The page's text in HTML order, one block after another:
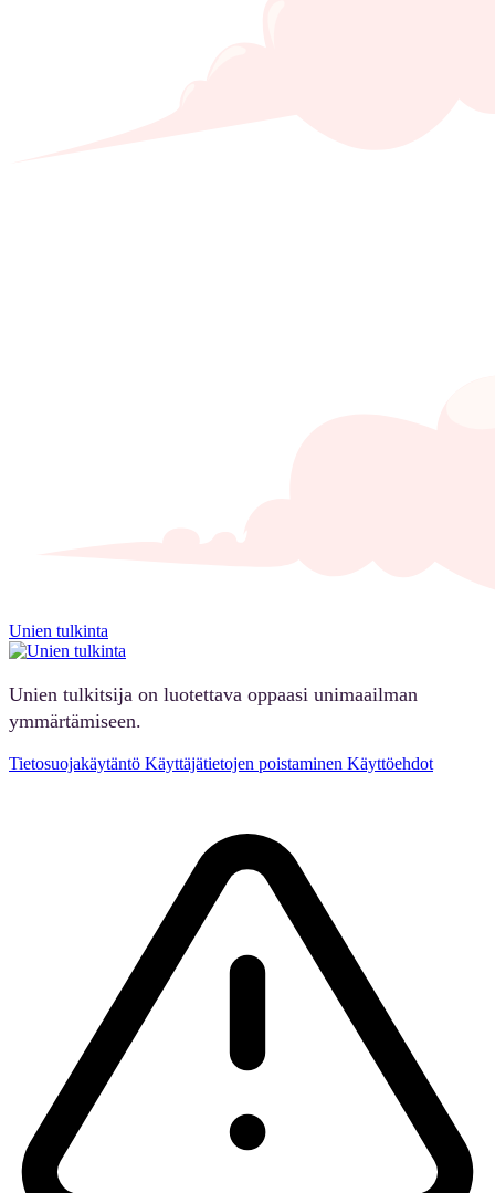
Unien tulkinta
Unien tulkitsija on luotettava oppaasi unimaailman
ymmärtämiseen.
Tietosuojakäytäntö Käyttäjätietojen poistaminen Käyttöehdot